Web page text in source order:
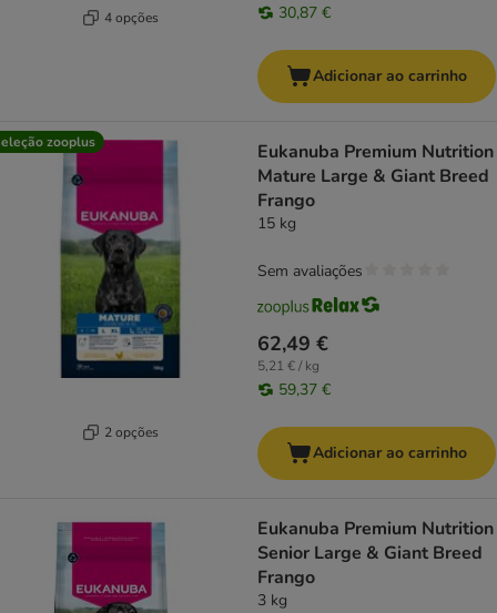
4 opções 30,87 €
Adicionar ao carrinho
zooplus
2 opções
Eukanuba Premium Nutrition
Mature Large & Giant Breed
Frango
15 kg
62,49 €
5,21 € / kg
59,37 €
Sem avaliações
Adicionar ao carrinho
Eukanuba Premium Nutrition
Senior Large & Giant Breed
Frango
3 kg